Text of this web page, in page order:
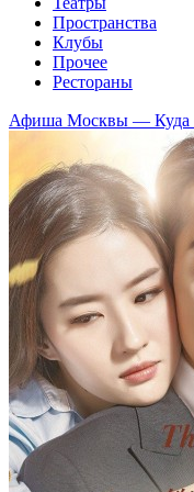
Пространства
Клубы
Прочее
Рестораны
Афиша Москвы — Куда